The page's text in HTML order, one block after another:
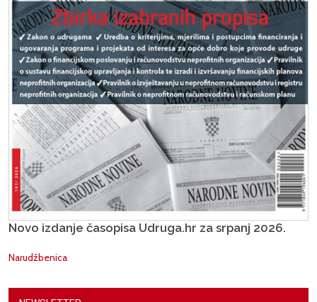
Novo izdanje časopisa Udruga.hr za srpanj 2026.
Narudžbenica